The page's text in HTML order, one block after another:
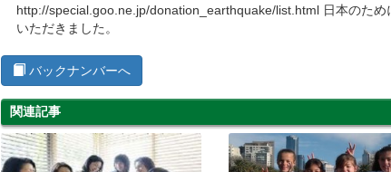
http://special.goo.ne.jp/donation_earthquake/list.html 日本のた
いただきました。
バックナンバーへ
関連記事